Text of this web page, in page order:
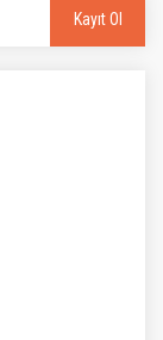
Kayıt Ol